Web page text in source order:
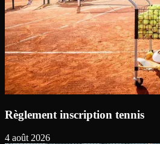
Règlement inscription tennis
4 août 2026